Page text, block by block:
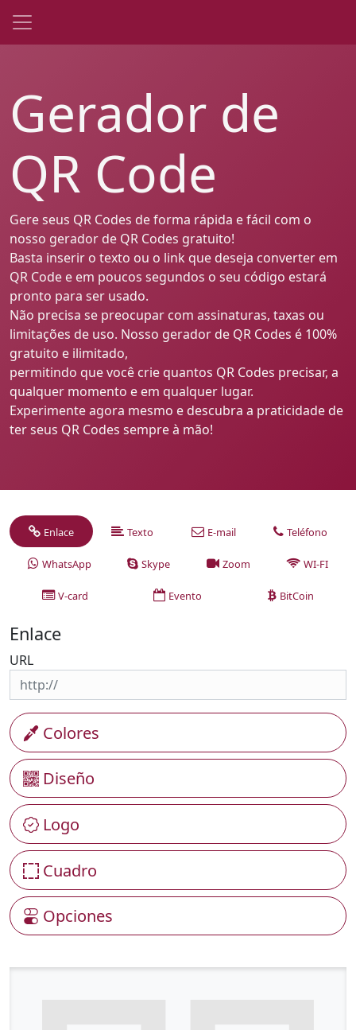
Gerador de
QR Code
Gere seus QR Codes de forma rápida e fácil com o
nosso gerador de QR Codes gratuito!
Basta inserir o texto ou o link que deseja converter em
QR Code e em poucos segundos o seu código estará
pronto para ser usado.
Não precisa se preocupar com assinaturas, taxas ou
limitações de uso. Nosso gerador de QR Codes é 100%
gratuito e ilimitado,
permitindo que você crie quantos QR Codes precisar, a
qualquer momento e em qualquer lugar.
Experimente agora mesmo e descubra a praticidade de
ter seus QR Codes sempre à mão!
Enlace Texto E-mail Teléfono
WhatsApp Skype Zoom WI-FI
V-card Evento BitCoin
Enlace
URL
Colores
Diseño
Logo
Cuadro
Opciones